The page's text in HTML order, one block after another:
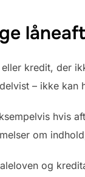
kredit, der
– ikke kan
hvis
om
og